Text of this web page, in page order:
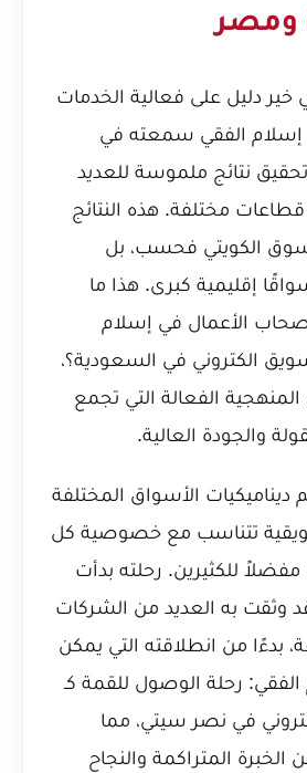
ومصر
دليل على فعالية الخدمات
إسلام الفقي سمعته في
نتائج ملموسة للعديد
مختلفة. هذه النتائج
الكويتي فحسب، بل
إقليمية كبرى. هذا ما
الأعمال في إسلام
الكتروني في السعودية؟،
الفعالة التي تجمع
والجودة العالية.
ديناميكيات الأسواق المختلفة
تتناسب مع خصوصية كل
مفضلاً للكثيرين. رحلته بدأت
وثقت به العديد من الشركات
بدءًا من انطلاقته التي يمكن
الفقي: رحلة الوصول للقمة كـ
في نصر سيتي، مما
المتراكمة والنجاح